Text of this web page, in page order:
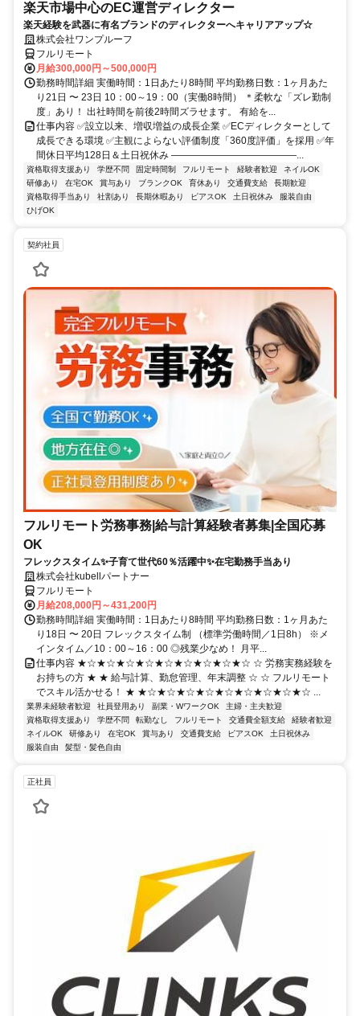
楽天市場中心のEC運営ディレクター
楽天経験を武器に有名ブランドのディレクターへキャリアアップ☆
株式会社ワンプルーフ
フルリモート
月給300,000円～500,000円
勤務時間詳細 実働時間：1日あたり8時間 平均勤務日数：1ヶ月あた
り21日 〜 23日 10：00～19：00（実働8時間） ＊柔軟な「ズレ勤制
度」あり！ 出社時間を前後2時間ズラせます。 有給を...
仕事内容 ✅設立以来、増収増益の成長企業 ✅ECディレクターとして
成長できる環境 ✅主観によらない評価制度「360度評価」を採用 ✅年
間休日平均128日＆土日祝休み ―――――――――――――...
資格取得支援あり 学歴不問 固定時間制 フルリモート 経験者歓迎
ネイルOK
研修あり
在宅OK 賞与あり ブランクOK 育休あり 交通費支給
長期歓迎
資格取得手当あり
社割あり 長期休暇あり ピアスOK 土日祝休み
服装自由
ひげOK
契約社員
フルリモート労務事務|給与計算経験者募集|全国応募
OK
フレックスタイム✨子育て世代60％活躍中✨在宅勤務手当あり
株式会社kubellパートナー
フルリモート
月給208,000円～431,200円
勤務時間詳細 実働時間：1日あたり8時間 平均勤務日数：1ヶ月あた
り18日 〜 20日 フレックスタイム制 （標準労働時間／1日8h） ※メ
インタイム／10：00～16：00 ◎残業少なめ！ 月平...
仕事内容 ★☆★☆★☆★☆★☆★☆★☆★☆★☆ ☆ 労務実務経験を
お持ちの方 ★ ★ 給与計算、勤怠管理、年末調整 ☆ ☆ フルリモート
でスキル活かせる！ ★ ★☆★☆★☆★☆★☆★☆★☆★☆★☆ ...
業界未経験者歓迎 社員登用あり 副業・WワークOK
主婦・主夫歓迎
資格取得支援あり
学歴不問 転勤なし フルリモート 交通費全額支給
経験者歓迎
ネイルOK
研修あり 在宅OK 賞与あり 交通費支給 ピアスOK
土日祝休み
服装自由
髪型・髪色自由
正社員